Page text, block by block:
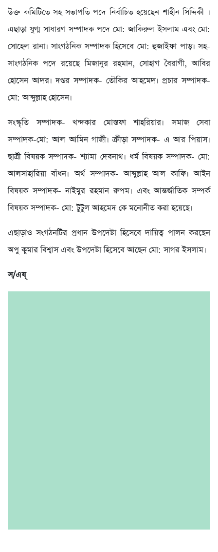
উক্ত কমিটিতে সহ সভাপতি পদে নির্বাচিত হয়েছেন শাহীন সিদ্দিকী ।
এছাড়া যুগ্ম সাধারণ সম্পাদক পদে মো: জাকিরুল ইসলাম এবং মো:
সোহেল রানা। সাংগঠনিক সম্পাদক হিসেবে মো: হুজাইফা পাড়। সহ-
সাংগঠনিক পদে রয়েছে মিজানুর রহমান, সোহাগ বৈরাগী, আবির
হোসেন আদর। দপ্তর সম্পাদক- তৌকির আহমেদ। প্রচার সম্পাদক-
মো: আব্দুল্লাহ হোসেন।
সংস্কৃতি সম্পাদক- খন্দকার মোস্তফা শাহরিয়ার। সমাজ সেবা
সম্পাদক-মো: আল আমিন গাজী। ক্রীড়া সম্পাদক- এ আর পিয়াস।
ছাত্রী বিষয়ক সম্পাদক- শ্যামা দেবনাথ। ধর্ম বিষয়ক সম্পাদক- মো:
আলসাহারিয়া বাঁধন। অর্থ সম্পাদক- আব্দুল্লাহ আল কাফি। আইন
বিষয়ক সম্পাদক- নাইমুর রহমান রুপম। এবং আন্তর্জাতিক সম্পর্ক
বিষয়ক সম্পাদক- মো: টুটুল আহমেদ কে মনোনীত করা হয়েছে।
এছাড়াও সংগঠনটির প্রধান উপদেষ্টা হিসেবে দায়িত্ব পালন করছেন
অপু কুমার বিশ্বাস এবং উপদেষ্টা হিসেবে আছেন মো: সাগর ইসলাম।
স/এষ্